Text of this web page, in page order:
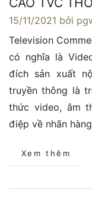
15/11/2021 bởi
Television
có nghĩa là
đích sản xuất
truyền thông là
thức video, âm
điệp về nhãn
Xem thêm